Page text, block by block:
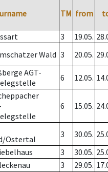
TM from
3 19.05.
Wald 3 20.05.
AGT-
6 12.05.
6 15.05.
Ostertal
3 30.05.
3 30.05.
3 29.05.